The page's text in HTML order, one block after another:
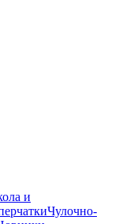
и
Чулочно-